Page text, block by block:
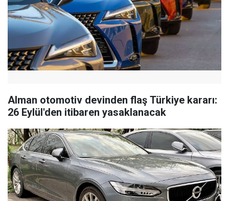
Alman otomotiv devinden flaş Türkiye kararı:
26 Eylül'den itibaren yasaklanacak